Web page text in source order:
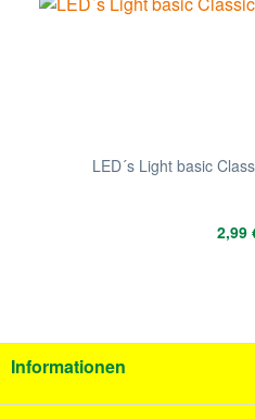
LED´s Light basic
2,99
Informationen